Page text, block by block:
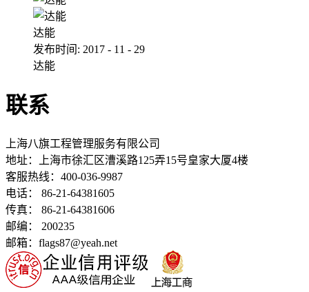
达能
发布时间: 2017 - 11 - 29
达能
联系
上海八旗工程管理服务有限公司
地址：
上海市徐汇区漕溪路125弄15号皇家大厦4楼
客服热线：400-036-9987
电话： 86-21-64381605
传真： 86-21-64381606
邮编： 200235
邮箱：flags87@yeah.net